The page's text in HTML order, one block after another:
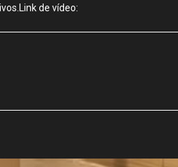
de vídeo: